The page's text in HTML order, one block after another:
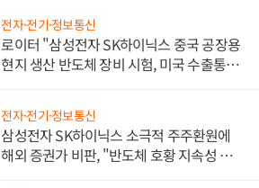
전자·전기·정보통신
로이터 "삼성전자 SK하이닉스 중국 공장용
현지 생산 반도체 장비 시험, 미국 수출통제
전자·전기·정보통신
삼성전자 SK하이닉스 소극적 주주환원에
해외 증권가 비판, "반도체 호황 지속성 의